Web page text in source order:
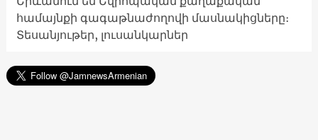
համայնքի գագաթնաժողովի մասնակիցները։
Տեսանյութեր, լուսանկարներ